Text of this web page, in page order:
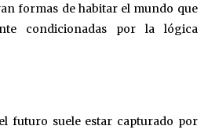
formas de habitar el mundo que
condicionadas por la lógica
futuro suele estar capturado por